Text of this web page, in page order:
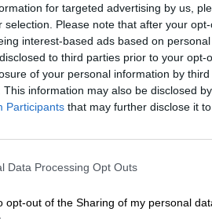
for targeted advertising by us,
selection. Please note that after your
interest-based ads based on
to third parties prior to your
of your personal information by
This information may also be disclosed
Participants that may further disclose it
Data Processing Opt Outs
opt-out of the Sharing of my personal
, lo de “inclusivo” se
del nuevo
y mucho al anterior
movimiento, como
por su ausencia.